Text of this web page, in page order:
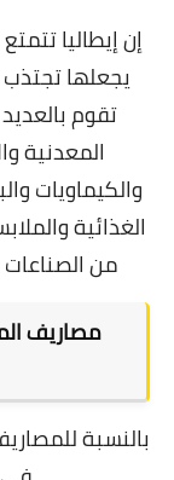
إن إيطاليا
يجعلها
تقوم
المعدنية
والكيماويات
الغذائية
من
مصاريف
بالنسبة